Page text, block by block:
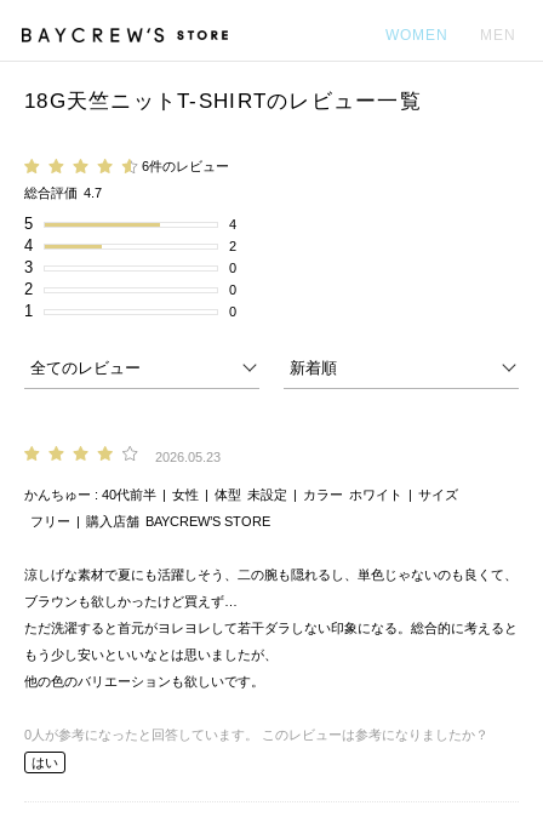
WOMEN MEN
18G天竺ニットT-SHIRTのレビュー一覧
6件のレビュー
総合評価 4.7
5 4
4 2
3 0
2 0
1 0
2026.05.23
かんちゅー 40代前半 女性 体型 未設定 カラー ホワイト
サイズ
フリー
購入店舗 BAYCREW’S STORE
涼しげな素材で夏にも活躍しそう、二の腕も隠れるし、単色じゃないのも良くて、
ブラウンも欲しかったけど買えず…
ただ洗濯すると首元がヨレヨレして若干ダラしない印象になる。総合的に考えると
もう少し安いといいなとは思いましたが、
他の色のバリエーションも欲しいです。
0 人が参考になったと回答しています。
このレビューは参考になりましたか？
はい